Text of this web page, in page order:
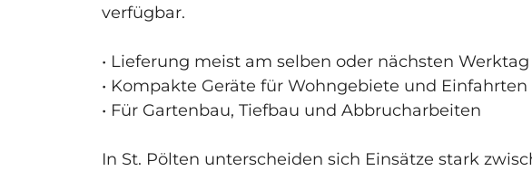
verfügbar.
• Lieferung meist am selben oder nächsten Werktag
• Kompakte Geräte für Wohngebiete und Einfahrten
• Für Gartenbau, Tiefbau und Abbrucharbeiten
In St. Pölten unterscheiden sich Einsätze stark